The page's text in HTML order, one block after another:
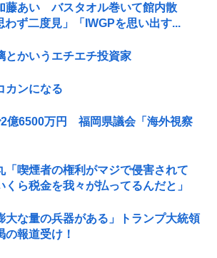
藤あい バスタオル巻いて館内散
ず二度見」「IWGPを思い出す...
とかいうエチエチ投資家
カンになる
2億6500万円 福岡県議会「海外視察
「喫煙者の権利がマジで侵害されて
ら税金を我々が払ってるんだと」
大な量の兵器がある」トランプ大統領
報道受け！